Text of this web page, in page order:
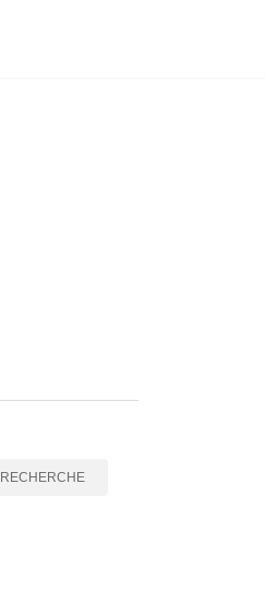
RECHERCHE